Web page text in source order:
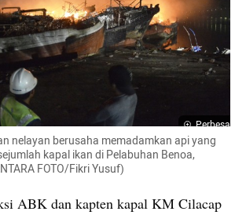
Perbesar
nelayan berusaha memadamkan api yang
kapal ikan di Pelabuhan Benoa,
FOTO/Fikri Yusuf)
ABK dan kapten kapal KM Cilacap